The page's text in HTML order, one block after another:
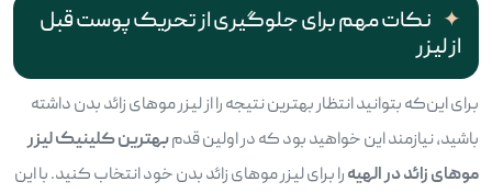
نکات مهم برای جلوگیری از تحریک پوست قبل
از لیزر
برای این‌که بتوانید انتظار بهترین نتیجه را از لیزر موهای زائد بدن داشته
باشید، نیازمند این خواهید بود که در اولین قدمبهترین کلینیک لیزر
موهای زائد در الهیهرا برای لیزر موهای زائد بدن خود انتخاب کنید. با این